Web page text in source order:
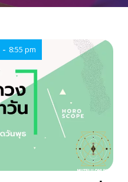
- 8:55 pm